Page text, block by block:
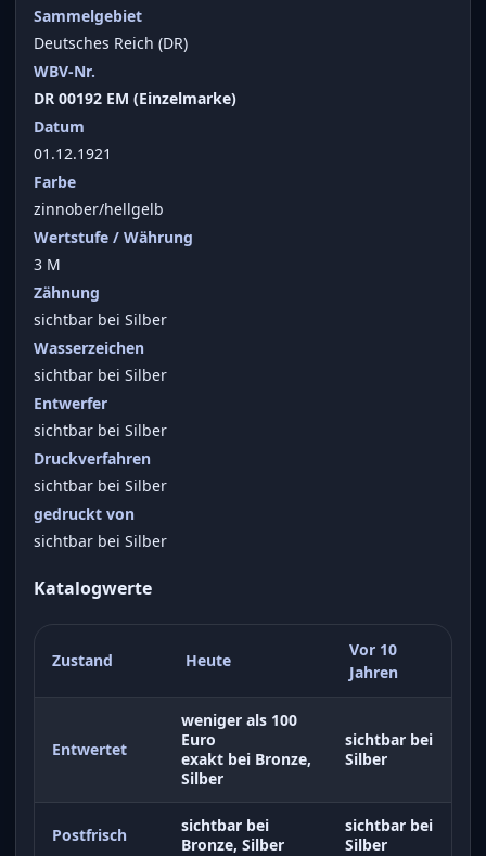
Sammelgebiet
Deutsches Reich (DR)
WBV-Nr.
DR 00192 EM (Einzelmarke)
Datum
01.12.1921
Farbe
zinnober/hellgelb
Wertstufe / Währung
3 M
Zähnung
sichtbar bei Silber
Wasserzeichen
sichtbar bei Silber
Entwerfer
sichtbar bei Silber
Druckverfahren
sichtbar bei Silber
gedruckt von
sichtbar bei Silber
Katalogwerte
Zustand Heute
Vor 10
Jahren
Entwertet
weniger als 100
Euro
exakt bei Bronze,
Silber
sichtbar bei
Silber
Postfrisch
sichtbar bei
Bronze, Silber
sichtbar bei
Silber